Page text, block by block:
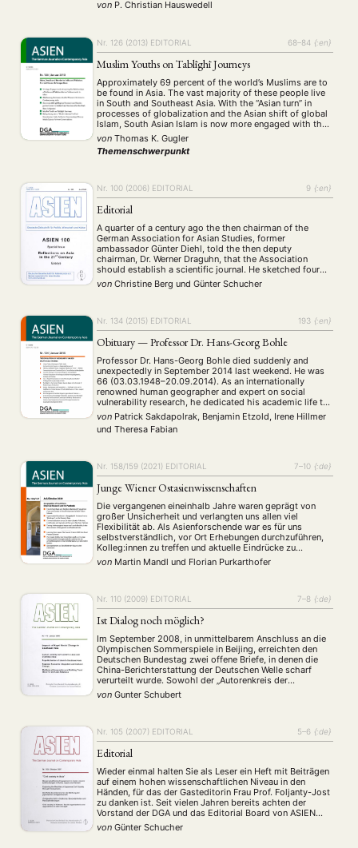
NEWS ASIEN
ANTRAG AUF EINEN SMALL GRANT DER DGA MITGLIEDERBEREICH DIE DGA
MITGLIEDSCHAFT
Aktuelles von unseren Mitgliedern (4)
Geografie Geschichte (93) Gesellschaft (283) Globalisation (7)
Hybrid (172) Kultur
Medien (24) Migration (39) Nationalism (6) Online (235)
Philosophie (12) Politik (417) Politikwissenschaften (13) Praktikum
Präsentation (13) Programm (5) Publikation (23) Recht (20)
Religion Sozialwissenschaften (4) Sprache (36) Sprachkurse (8)
Stellenausschreibung (661) Stipendium
Aufmerksamkeit und Zuwendung mit dem
von P. Christian Hauswedell
Nr. 126 (2013) EDITORIAL 68–84 {:en}
Muslim Youths on Tablīghī Journeys
Approximately 69 percent of the world’s Muslims are to
be found in Asia. The vast majority of these people live
in South and Southeast Asia. With the “Asian turn” in
processes of globalization and the Asian shift of global
Islam, South Asian Islam is now more engaged with the
wider world than ever before. Repetitive …
von Thomas K. Gugler
Themenschwerpunkt
Nr. 100 (2006) EDITORIAL 9 {:en}
Editorial
A quarter of a century ago the then chairman of the
German Association for Asian Studies, former
ambassador Günter Diehl, told the then deputy
chairman, Dr. Werner Draguhn, that the Association
should establish a scientific journal. He sketched four
rectangles on a piece of paper, wrote ASIEN in the top
one and declared that this …
von Christine Berg und Günter Schucher
Nr. 134 (2015) EDITORIAL 193 {:en}
Obituary — Professor Dr. Hans-Georg Bohle
Professor Dr. Hans-Georg Bohle died suddenly and
unexpectedly in September 2014 last weekend. He was
66 (03.03.1948–20.09.2014). As an internationally
renowned human geographer and expert on social
vulnerability research, he dedicated his academic life to
deciphering the sociospatial production of poverty and
exclusion in the Global South. We have lost a captivating
teacher and advisor, …
von Patrick Sakdapolrak, Benjamin Etzold, Irene Hillmer
und Theresa Fabian
Nr. 158/159 (2021) EDITORIAL 7–10 {:de}
Junge Wiener Ostasienwissenschaften
Die vergangenen eineinhalb Jahre waren geprägt von
großer Unsicherheit und verlangten uns allen viel
Flexibilität ab. Als Asienforschende war es für uns
selbstverständlich, vor Ort Erhebungen durchzuführen,
Kolleg:innen zu treffen und aktuelle Eindrücke zu
sammeln. Nicht so in den Corona-Jahren 2020 und
2021; auch heute noch spüren wir vielerorts die
von Martin Mandl und Florian Purkarthofer
Nr. 110 (2009) EDITORIAL 7–8 {:de}
Ist Dialog noch möglich?
Im September 2008, in unmittelbarem Anschluss an die
Olympischen Sommerspiele in Beijing, erreichten den
Deutschen Bundestag zwei offene Briefe, in denen die
China-Berichterstattung der Deutschen Welle scharf
verurteilt wurde. Sowohl der „Autorenkreis der
Bundesrepublik Deutschland“ als auch eine Reihe von in
Deutschland lebenden chinesischen Dissidenten
von Gunter Schubert
Nr. 105 (2007) EDITORIAL 5–6 {:de}
Editorial
Wieder einmal halten Sie als Leser ein Heft mit Beiträgen
auf einem hohen wissenschaftlichen Niveau in den
Händen, für das der Gasteditorin Frau Prof. Foljanty-Jost
zu danken ist. Seit vielen Jahren bereits achten der
Vorstand der DGA und das Editorial Board von ASIEN
darauf, das Niveau der Zeitschrift zu erhöhen. Und die
Ergebnisse können sich …
von Günter Schucher